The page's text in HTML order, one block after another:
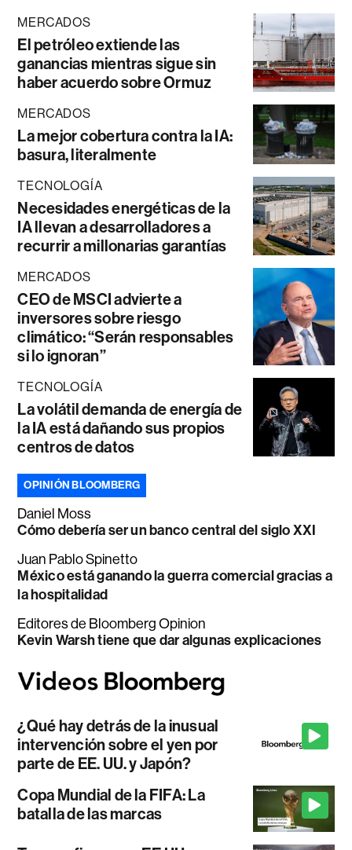
MERCADOS
El petróleo extiende las
ganancias mientras sigue sin
haber acuerdo sobre Ormuz
MERCADOS
La mejor cobertura contra la IA:
basura, literalmente
TECNOLOGÍA
Necesidades energéticas de la
IA llevan a desarrolladores a
recurrir a millonarias garantías
MERCADOS
CEO de MSCI advierte a
inversores sobre riesgo
climático: “Serán responsables
si lo ignoran”
TECNOLOGÍA
La volátil demanda de energía de
la IA está dañando sus propios
centros de datos
OPINIÓN BLOOMBERG
Daniel Moss
Cómo debería ser un banco central del siglo XXI
Juan Pablo Spinetto
México está ganando la guerra comercial gracias a
la hospitalidad
Editores de Bloomberg Opinion
Kevin Warsh tiene que dar algunas explicaciones
¿Qué hay detrás de la inusual
intervención sobre el yen por
parte de EE. UU. y Japón?
Copa Mundial de la FIFA: La
batalla de las marcas